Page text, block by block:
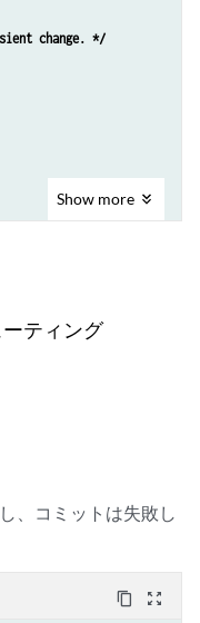
change. */
Show more
ティング
、コミットは失敗し
content_copy zoom_out_map